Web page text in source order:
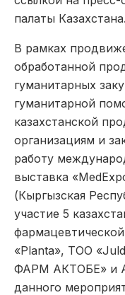
палаты Казахстана.
В рамках
обработанной
гуманитарных
гуманитарной
казахстанской
организациям и
работу
выставка
(Кыргызская
участие 5
«Planta», ТОО
ФАРМ АКТОБЕ» и
данного